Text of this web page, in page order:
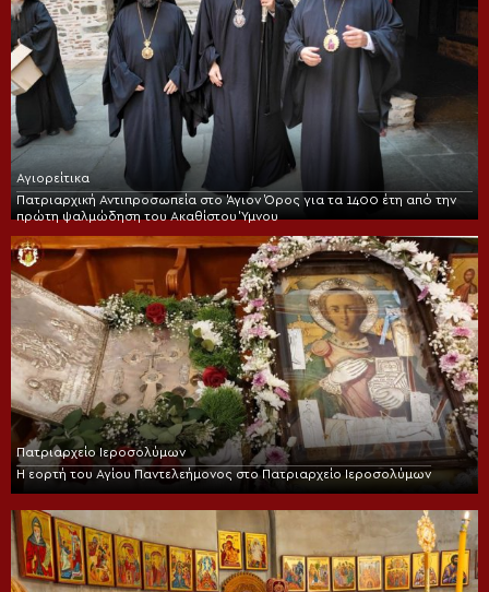
Αγιορείτικα
Πατριαρχική Αντιπροσωπεία στο Άγιον Όρος για τα 1400 έτη από την
πρώτη ψαλμώδηση του Ακαθίστου Ύμνου
Πατριαρχείο Ιεροσολύμων
Η εορτή του Αγίου Παντελεήμονος στο Πατριαρχείο Ιεροσολύμων